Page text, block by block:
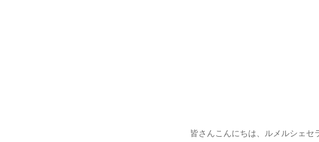
皆さんこんにちは、ルメルシェセ